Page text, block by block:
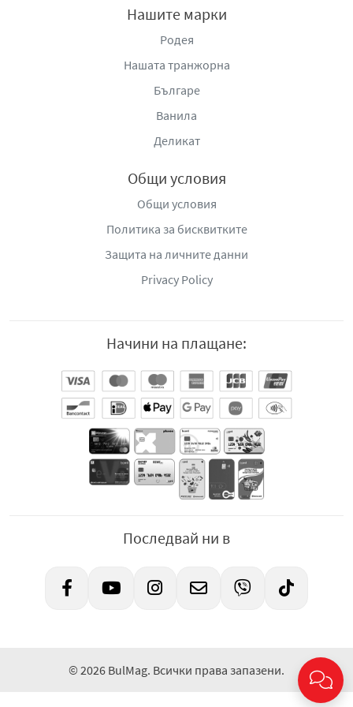
Нашите марки
Родея
Нашата транжорна
Българе
Ванила
Деликат
Общи условия
Общи условия
Политика за бисквитките
Защита на личните данни
Privacy Policy
Начини на плащане:
Последвай ни в
© 2026 BulMag. Всички права запазени.